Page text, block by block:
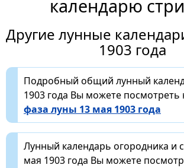
календарю
Другие лунные
1903 года
Подробный общий лунный
1903 года Вы можете посмотреть
фаза луны 13 мая 1903 года
Лунный календарь огородника и
мая 1903 года Вы можете